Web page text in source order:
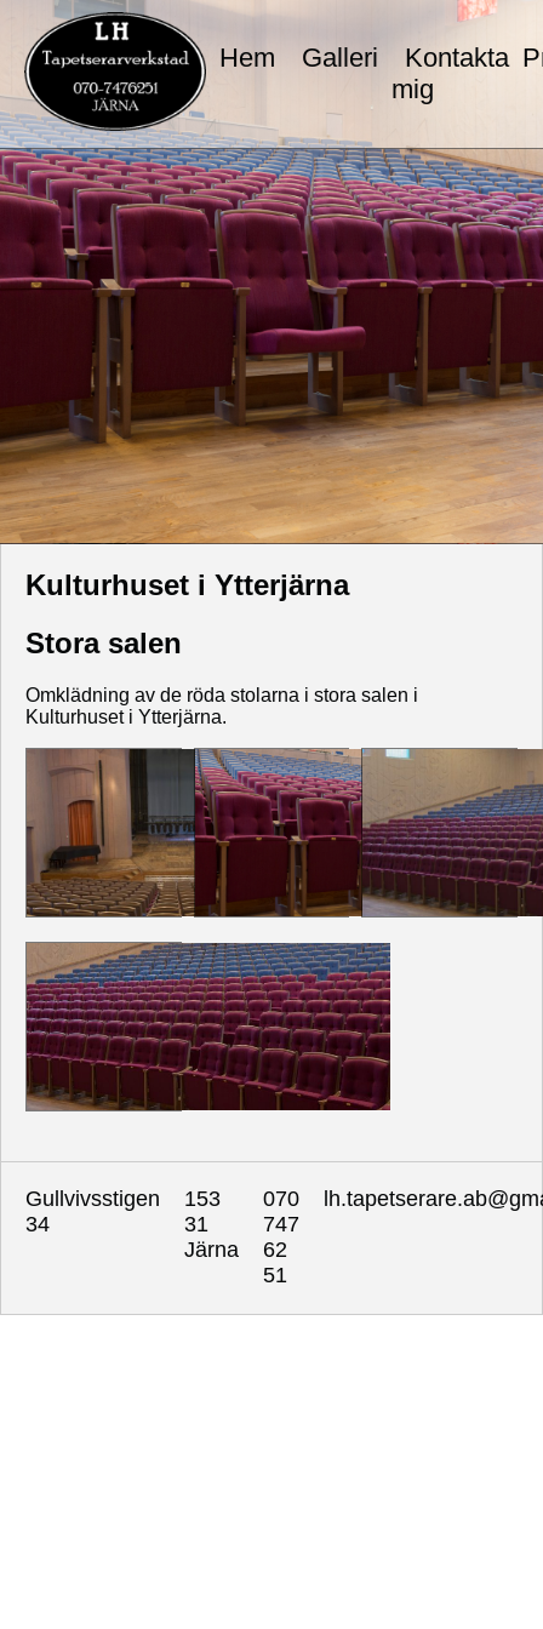
Hem Galleri
Kontakta
mig
Kulturhuset i Ytterjärna
Stora salen
Omklädning av de röda stolarna i stora salen i
Kulturhuset i Ytterjärna.
Gullvivsstigen
34
153
31
Järna
070
747
62
51